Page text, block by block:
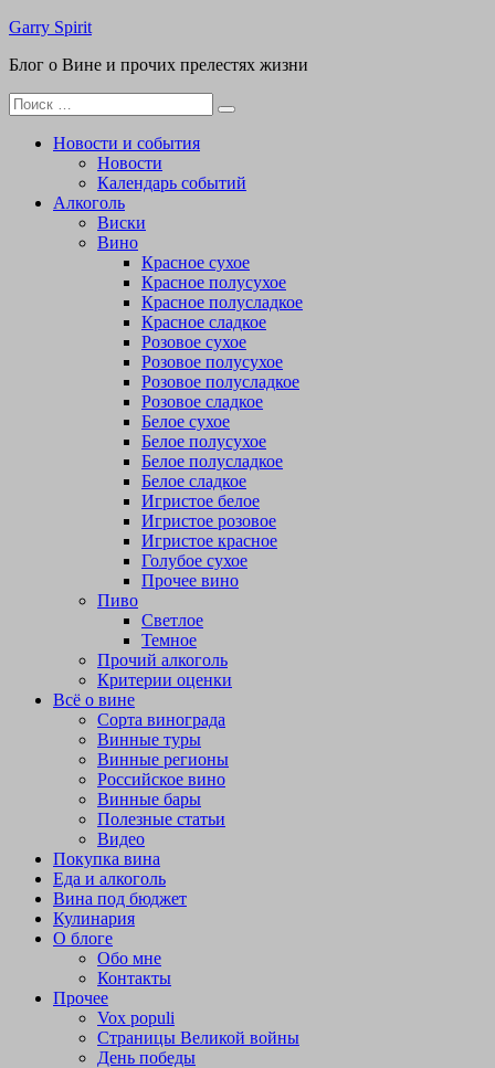
Перейти
содержимому
Garry Spirit
Блог о Вине и прочих прелестях жизни
Поиск
для:
Новости и события
Новости
Календарь событий
Алкоголь
Виски
Вино
Красное сухое
Красное полусухое
Красное полусладкое
Красное сладкое
Розовое сухое
Розовое полусухое
Розовое полусладкое
Розовое сладкое
Белое сухое
Белое полусухое
Белое полусладкое
Белое сладкое
Игристое белое
Игристое розовое
Игристое красное
Голубое сухое
Прочее вино
Пиво
Светлое
Темное
Прочий алкоголь
Критерии оценки
Всё о вине
Сорта винограда
Винные туры
Винные регионы
Российское вино
Винные бары
Полезные статьи
Видео
Покупка вина
Еда и алкоголь
Вина под бюджет
Кулинария
О блоге
Обо мне
Контакты
Прочее
Vox populi
Страницы Великой войны
День победы